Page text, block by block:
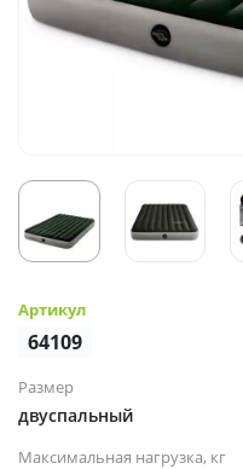
Артикул
64109
Размер
двуспальный
Максимальная нагрузка, кг